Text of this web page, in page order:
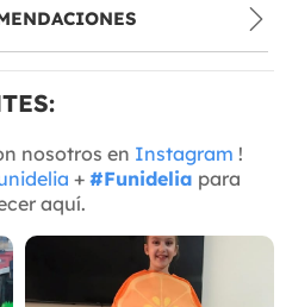
nosotros en Instagram !
+ #Funidelia para
aquí.